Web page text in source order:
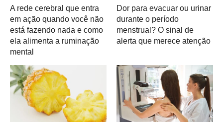
A rede cerebral que entra
em ação quando você não
está fazendo nada e como
ela alimenta a ruminação
mental
Dor para evacuar ou urinar
durante o período
menstrual? O sinal de
alerta que merece atenção